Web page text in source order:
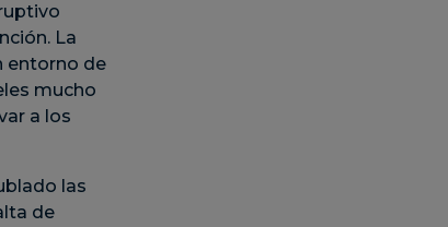
La
entorno de
mucho
a los
las
de